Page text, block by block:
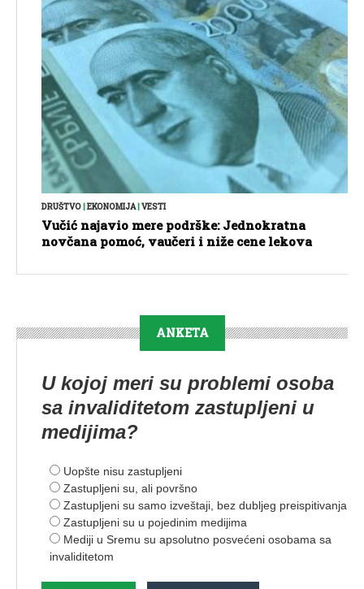
DRUŠTVO EKONOMIJA| VESTI
Vučić najavio mere podrške: Jednokratna
novčana pomoć, vaučeri i niže cene lekova
ANKETA
U kojoj meri su problemi osoba
sa invaliditetom zastupljeni u
medijima?
Uopšte nisu zastupljeni
Zastupljeni su, ali površno
Zastupljeni su samo izveštaji, bez dubljeg preispitivanja
Zastupljeni su u pojedinim medijima
Mediji u Sremu su apsolutno posvećeni osobama sa
invaliditetom